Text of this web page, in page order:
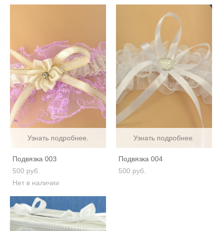
Узнать подробнее.
Подвязка 003
500 pуб.
Нет в наличии
Узнать подробнее.
Подвязка 004
500 pуб.